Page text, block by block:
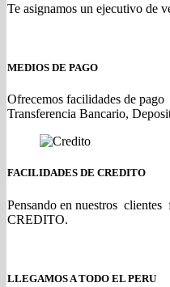
Te asignamos un ejecutivo de
MEDIOS DE PAGO
Ofrecemos facilidades de pago
Transferencia Bancario,
FACILIDADES DE CREDITO
Pensando en nuestros
CREDITO.
LLEGAMOS A TODO EL PERU